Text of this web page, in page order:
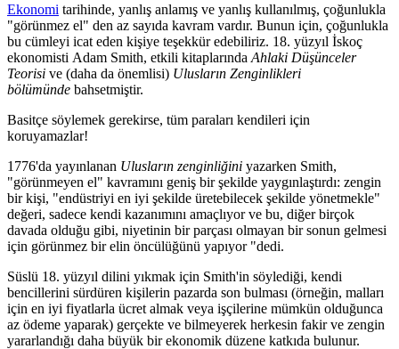
Ekonomi tarihinde, yanlış anlamış ve yanlış kullanılmış, çoğunlukla
"görünmez el" den az sayıda kavram vardır. Bunun için, çoğunlukla
bu cümleyi icat eden kişiye teşekkür edebiliriz. 18. yüzyıl İskoç
ekonomisti Adam Smith, etkili kitaplarında Ahlaki Düşünceler
Teorisi ve (daha da önemlisi) Ulusların Zenginlikleri
bölümünde bahsetmiştir.
Basitçe söylemek gerekirse, tüm paraları kendileri için
koruyamazlar!
1776'da yayınlanan Ulusların zenginliğini yazarken Smith,
"görünmeyen el" kavramını geniş bir şekilde yaygınlaştırdı: zengin
bir kişi, "endüstriyi en iyi şekilde üretebilecek şekilde yönetmekle"
değeri, sadece kendi kazanımını amaçlıyor ve bu, diğer birçok
davada olduğu gibi, niyetinin bir parçası olmayan bir sonun gelmesi
için görünmez bir elin öncülüğünü yapıyor "dedi.
Süslü 18. yüzyıl dilini yıkmak için Smith'in söylediği, kendi
bencillerini sürdüren kişilerin pazarda son bulması (örneğin, malları
için en iyi fiyatlarla ücret almak veya işçilerine mümkün olduğunca
az ödeme yaparak) gerçekte ve bilmeyerek herkesin fakir ve zengin
yararlandığı daha büyük bir ekonomik düzene katkıda bulunur.